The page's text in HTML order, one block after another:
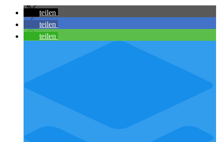
teilen
teilen
teilen